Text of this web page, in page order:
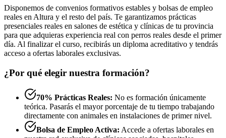
Disponemos de convenios formativos estables y bolsas de empleo
reales en Altura y el resto del país. Te garantizamos prácticas
presenciales reales en salones de estética y clínicas de tu provincia
para que adquieras experiencia real con perros reales desde el primer
día. Al finalizar el curso, recibirás un diploma acreditativo y tendrás
acceso a ofertas laborales exclusivas.
¿Por qué elegir nuestra formación?
70% Prácticas Reales: No es formación únicamente
teórica. Pasarás el mayor porcentaje de tu tiempo trabajando
directamente con animales en instalaciones de primer nivel.
Bolsa de Empleo Activa: Accede a ofertas laborales en